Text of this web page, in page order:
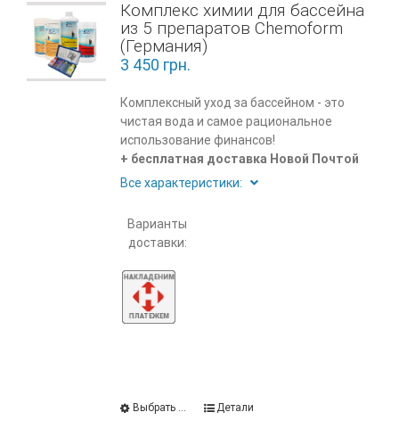
Комплекс химии для бассейна
из 5 препаратов Chemoform
(Германия)
3 450 грн.
Комплексный уход за бассейном - это
чистая вода и самое рациональное
использование финансов!
+ бесплатная доставка Новой Почтой
Все характеристики:
Варианты
доставки:
Выбрать ... Детали